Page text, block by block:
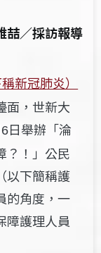
喆／採訪報導
稱新冠肺炎）
面，世新大
6日舉辦「淪
！」 公民
以下簡稱護
的角度，一
障護理人員